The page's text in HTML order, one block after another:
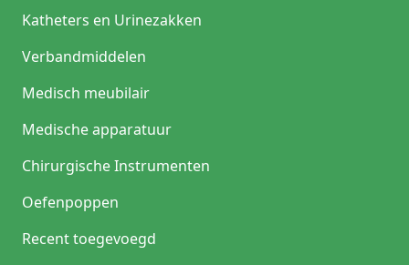
Katheters en Urinezakken
Verbandmiddelen
Medisch meubilair
Medische apparatuur
Chirurgische Instrumenten
Oefenpoppen
Recent toegevoegd